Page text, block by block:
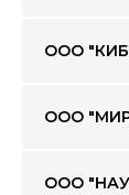
ООО
ООО
ООО